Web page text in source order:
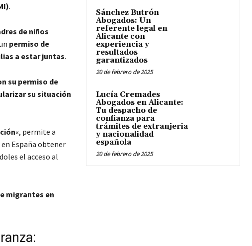
.
de niños
permiso de
a estar juntas.
su permiso de
su situación
«, permite a
en España obtener
el acceso al
migrantes en
Sánchez Butrón
Abogados: Un
referente legal en
Alicante con
experiencia y
resultados
garantizados
20 de febrero de 2025
Lucía Cremades
Abogados en Alicante:
Tu despacho de
confianza para
trámites de extranjeria
y nacionalidad
española
20 de febrero de 2025